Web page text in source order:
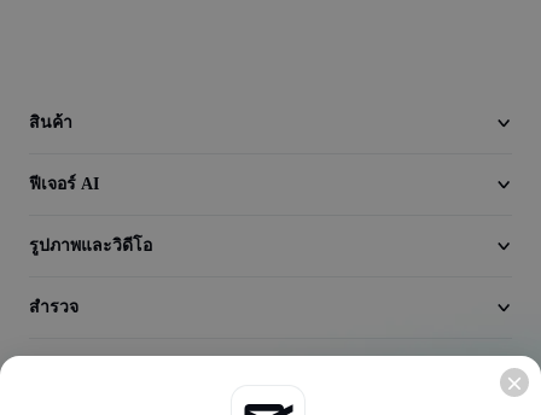
เครื่องมือแปลงวิดีโอ
สินค้า
ฟีเจอร์ AI
รูปภาพและวิดีโอ
สำรวจ